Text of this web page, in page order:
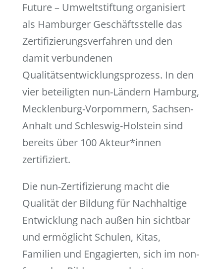
Future – Umweltstiftung organisiert
als Hamburger Geschäftsstelle das
Zertifizierungsverfahren und den
damit verbundenen
Qualitätsentwicklungsprozess. In den
vier beteiligten nun-Ländern Hamburg,
Mecklenburg-Vorpommern, Sachsen-
Anhalt und Schleswig-Holstein sind
bereits über 100 Akteur*innen
zertifiziert.
Die nun-Zertifizierung macht die
Qualität der Bildung für Nachhaltige
Entwicklung nach außen hin sichtbar
und ermöglicht Schulen, Kitas,
Familien und Engagierten, sich im non-